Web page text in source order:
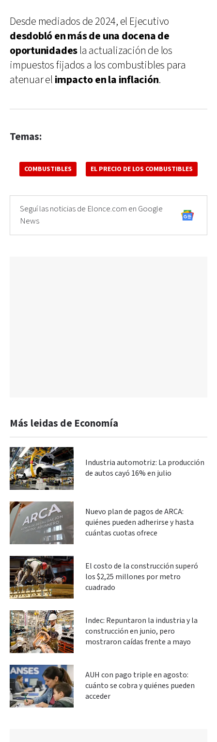
Desde mediados de 2024, el Ejecutivo
desdobló en más de una docena de
oportunidadesla actualización de los
impuestos fijados a los combustibles para
atenuar el impacto en la inflación.
Temas:
COMBUSTIBLES EL PRECIO DE LOS COMBUSTIBLES
Seguí las noticias de Elonce.com en Google
News
Más leidas de Economía
Industria automotriz: La producción
de autos cayó 16% en julio
Nuevo plan de pagos de ARCA:
quiénes pueden adherirse y hasta
cuántas cuotas ofrece
El costo de la construcción superó
los $2,25 millones por metro
cuadrado
Indec: Repuntaron la industria y la
construcción en junio, pero
mostraron caídas frente a mayo
AUH con pago triple en agosto:
cuánto se cobra y quiénes pueden
acceder